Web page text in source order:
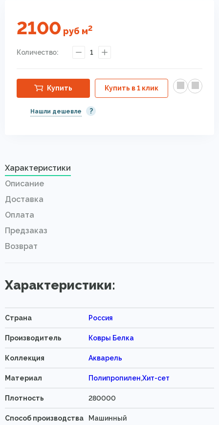
2100 руб м2
Количество: 1
Купить Купить в 1 клик
Нашли дешевле ?
Характеристики
Описание
Доставка
Оплата
Предзаказ
Возврат
Характеристики:
Страна Россия
Производитель Ковры Белка
Коллекция Акварель
Материал Полипропилен,Хит-сет
Плотность 280000
Способ производства Машинный